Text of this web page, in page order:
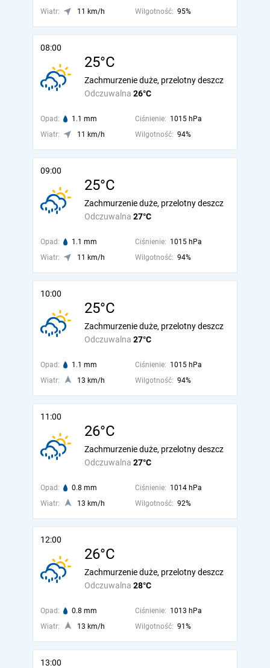
Wiatr: 11 km/h Wilgotność: 95%
08:00
25°C
Odczuwalna 26°C
Zachmurzenie duże, przelotny deszcz
Opad: 1.1 mm Ciśnienie: 1015 hPa
Wiatr:
11 km/h Wilgotność: 94%
09:00
25°C
Odczuwalna 27°C
Zachmurzenie duże, przelotny deszcz
Opad: 1.1 mm Ciśnienie: 1015 hPa
Wiatr:
11 km/h Wilgotność: 94%
10:00
25°C
Odczuwalna 27°C
Zachmurzenie duże, przelotny deszcz
Opad: 1.1 mm Ciśnienie: 1015 hPa
Wiatr:
13 km/h Wilgotność: 94%
11:00
26°C
Odczuwalna 27°C
Zachmurzenie duże, przelotny deszcz
Opad: 0.8 mm Ciśnienie: 1014 hPa
Wiatr:
13 km/h Wilgotność: 92%
12:00
26°C
Odczuwalna 28°C
Zachmurzenie duże, przelotny deszcz
Opad: 0.8 mm Ciśnienie: 1013 hPa
Wiatr:
13 km/h Wilgotność: 91%
13:00